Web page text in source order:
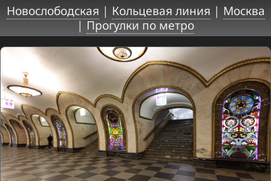
Новослободская | Кольцевая линия | Москва
|Прогулки по метро